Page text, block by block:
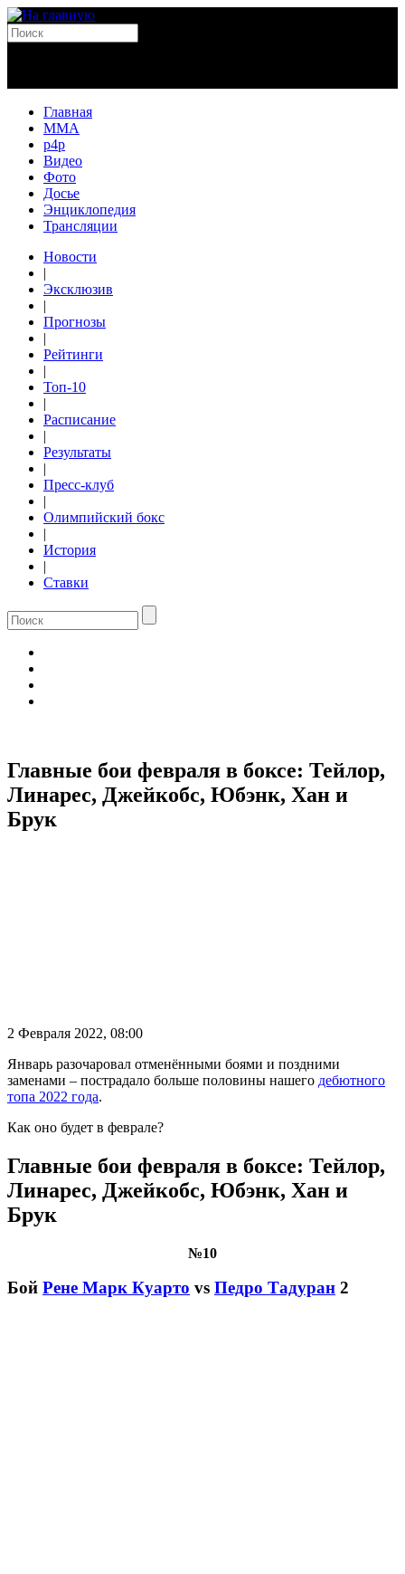
Главная
MMA
p4p
Видео
Фото
Досье
Энциклопедия
Трансляции
Новости
|
Эксклюзив
|
Прогнозы
|
Рейтинги
|
Топ-10
|
Расписание
|
Результаты
|
Пресс-клуб
|
Олимпийский бокс
|
История
|
Ставки
Главные бои февраля в боксе: Тейлор,
Линарес, Джейкобс, Юбэнк, Хан и
Брук
2 Февраля 2022, 08:00
Январь разочаровал отменёнными боями и поздними
заменами – пострадало больше половины нашего дебютного
топа 2022 года.
Как оно будет в феврале?
Главные бои февраля в боксе: Тейлор,
Линарес, Джейкобс, Юбэнк, Хан и
Брук
№10
Бой Рене Марк Куарто vs Педро Тадуран 2